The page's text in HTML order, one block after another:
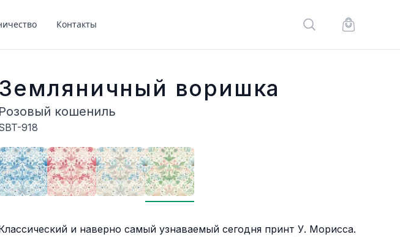
Контакты Поиск по сайту
Корзина
Земляничный воришка
Розовый кошениль
918
и наверно самый узнаваемый сегодня принт У. Морисса.